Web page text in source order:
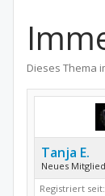
Dieses Thema
Tanja E.
Neues Mitglied
Registriert seit: